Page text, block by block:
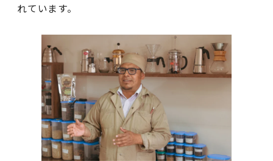
れています。